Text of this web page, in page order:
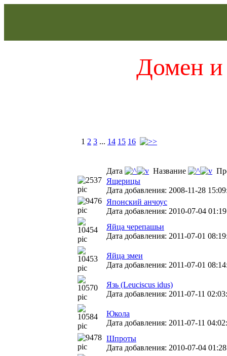
Домен и
1 2 3 ... 14 15 16
Дата Название
Ящерицы
Дата добавления: 2008-11-28
Японский анчоус
Дата добавления: 2010-07-04
Яйца черепашьи
Дата добавления: 2011-07-01
Яйца змеи
Дата добавления: 2011-07-01
Язь (Leuciscus idus)
Дата добавления: 2011-07-11
Юкола
Дата добавления: 2011-07-11
Шпроты
Дата добавления: 2010-07-04